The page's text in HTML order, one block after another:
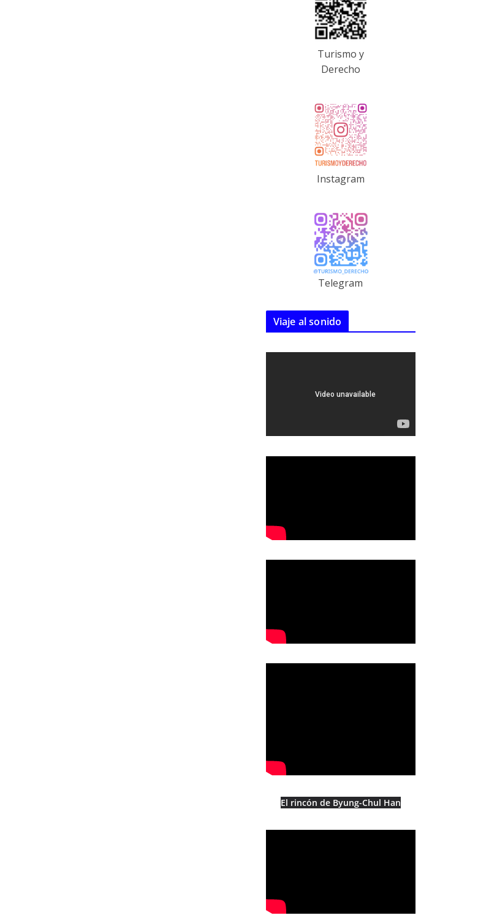
Turismo y
Derecho
Instagram
Telegram
Viaje al sonido
El rincón de Byung-Chul Han